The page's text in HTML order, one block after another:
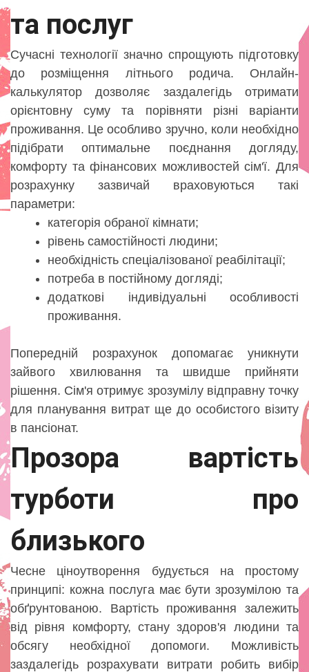
та послуг
Сучасні технології значно спрощують підготовку
до розміщення літнього родича. Онлайн-
калькулятор дозволяє заздалегідь отримати
орієнтовну суму та порівняти різні варіанти
проживання. Це особливо зручно, коли необхідно
підібрати оптимальне поєднання догляду,
комфорту та фінансових можливостей сім'ї. Для
розрахунку зазвичай враховуються такі
параметри:
категорія обраної кімнати;
рівень самостійності людини;
необхідність спеціалізованої реабілітації;
потреба в постійному догляді;
додаткові індивідуальні особливості
проживання.
Попередній розрахунок допомагає уникнути
зайвого хвилювання та швидше прийняти
рішення. Сім'я отримує зрозумілу відправну точку
для планування витрат ще до особистого візиту
в пансіонат.
Прозора вартість
турботи про
близького
Чесне ціноутворення будується на простому
принципі: кожна послуга має бути зрозумілою та
обґрунтованою. Вартість проживання залежить
від рівня комфорту, стану здоров'я людини та
обсягу необхідної допомоги. Можливість
заздалегідь розрахувати витрати робить вибір